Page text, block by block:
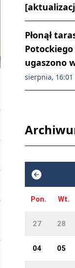
Płonął
Potockiego
ugaszono
sierpnia, 16:01
Pon. Wt.
27 28
04 05